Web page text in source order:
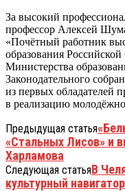
За высокий
профессор Алексей
«Почётный работник
образования
Министерства
Законодательного
из первых обладателей
в реализацию
Предыдущая статья
«Стальных Лисов» и
Харламова
Следующая статьяВ
культурный навигатор